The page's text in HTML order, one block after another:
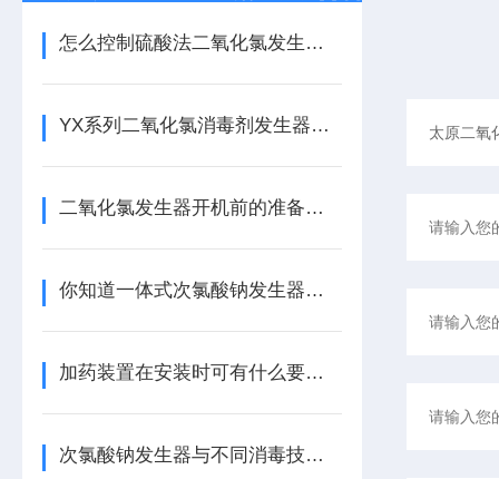
怎么控制硫酸法二氧化氯发生器原料的配制与添加
YX系列二氧化氯消毒剂发生器介绍
二氧化氯发生器开机前的准备工作
你知道一体式次氯酸钠发生器的原理吗？
加药装置在安装时可有什么要注意的
次氯酸钠发生器与不同消毒技术优缺点分析比较